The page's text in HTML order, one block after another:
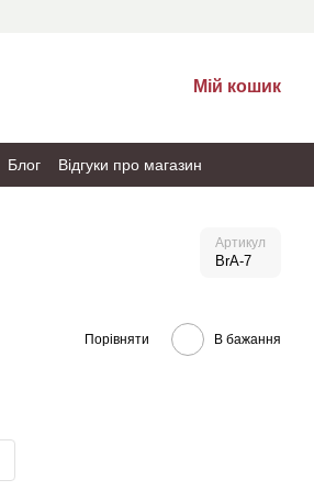
Мій кошик
Блог
Відгуки про магазин
Артикул
BrA-7
Порівняти В бажання